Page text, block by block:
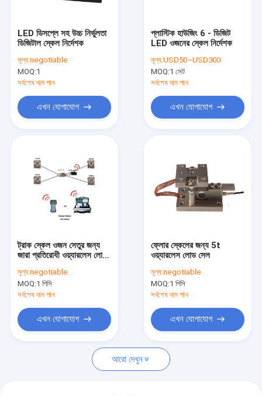
পণ্য
আমাদের সম্পর্কে
কারখানা ভ্রমণ
LED ডিসপ্লে সহ উচ্চ নির্ভুলতা
ডিজিটাল স্কেল নির্দেশক
মূল্য:negotiable
MOQ:1
সর্বশেষ দাম পান
এখন যোগাযোগ
প্লাস্টিক হাউজিং 6 ​​- ডিজিট
LED ওজনের স্কেল নির্দেশক
মূল্য:USD50~USD300
MOQ:1 সেট
সর্বশেষ দাম পান
এখন যোগাযোগ
ট্রাক স্কেল ওজন সেতুর জন্য
জারা প্রতিরোধী ওয়্যারলেস লোড
মূল্য:negotiable
MOQ:1 পিসি
সর্বশেষ দাম পান
এখন যোগাযোগ
ফ্লোর স্কেলের জন্য 5t
ওয়্যারলেস লোড সেল
মূল্য:negotiable
MOQ:1 পিসি
সর্বশেষ দাম পান
এখন যোগাযোগ
আরো দেখুন